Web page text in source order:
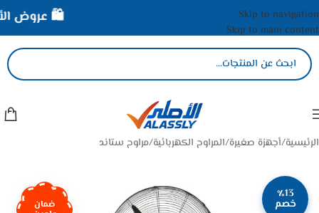
Skip to navigation
Skip to main content
الرئيسية/أجهزة صغيرة/المراوح الكهربائية/مراوح ستاند
٪13
خصم ضمان
🛍️ عروض